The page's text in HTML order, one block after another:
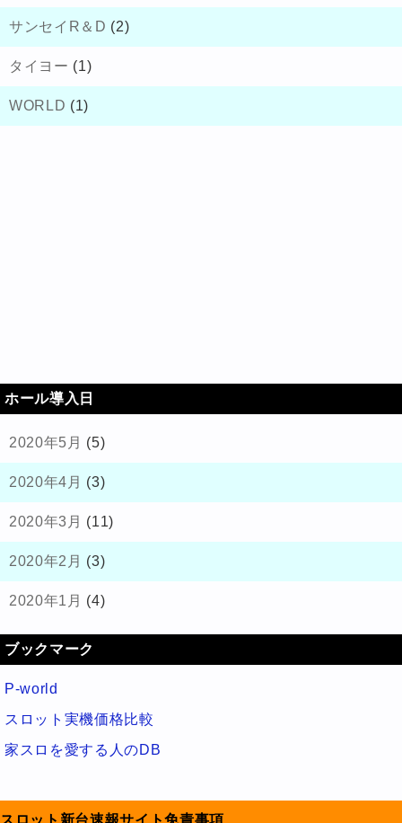
サンセイR＆D (2)
タイヨー (1)
WORLD (1)
ホール導入日
2020年5月 (5)
2020年4月 (3)
2020年3月 (11)
2020年2月 (3)
2020年1月 (4)
ブックマーク
P-world
スロット実機価格比較
家スロを愛する人のDB